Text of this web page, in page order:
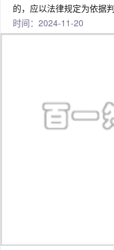
的，应以法律规定为依据
时间：2024-11-20